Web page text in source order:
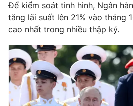
Thị trường 24h Tấm
VTV9 VTV8
Liên hệ tòa soạn
Để kiểm soát tình hình, Ngân
tăng lãi suất lên 21% vào tháng
cao nhất trong nhiều thập kỷ.